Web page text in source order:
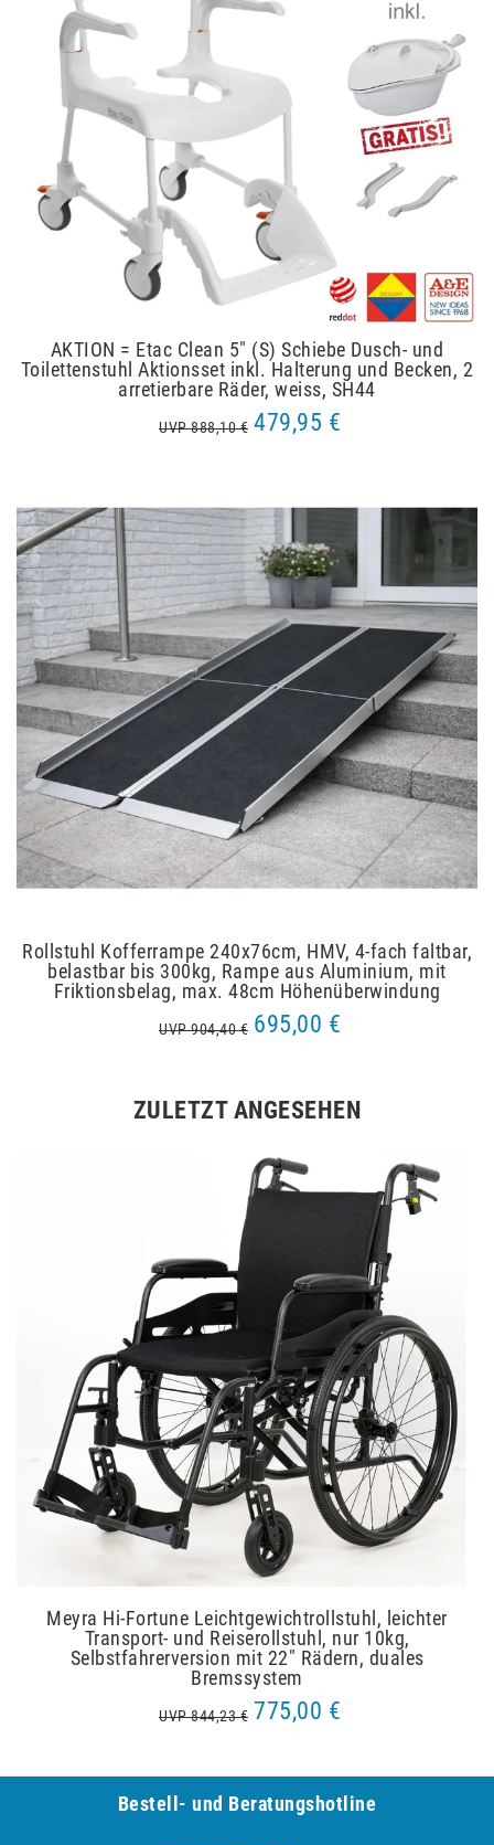
AKTION = Etac Clean 5" (S) Schiebe Dusch- und
Toilettenstuhl Aktionsset inkl. Halterung und Becken, 2
arretierbare Räder, weiss, SH44
UVP 888,10 € 479,95 €
Rollstuhl Kofferrampe 240x76cm, HMV, 4-fach faltbar,
belastbar bis 300kg, Rampe aus Aluminium, mit
Friktionsbelag, max. 48cm Höhenüberwindung
UVP 904,40 € 695,00 €
ZULETZT ANGESEHEN
Meyra Hi-Fortune Leichtgewichtrollstuhl, leichter
Transport- und Reiserollstuhl, nur 10kg,
Selbstfahrerversion mit 22" Rädern, duales
Bremssystem
UVP 844,23 € 775,00 €
Bestell- und Be­ra­tungs­hot­line